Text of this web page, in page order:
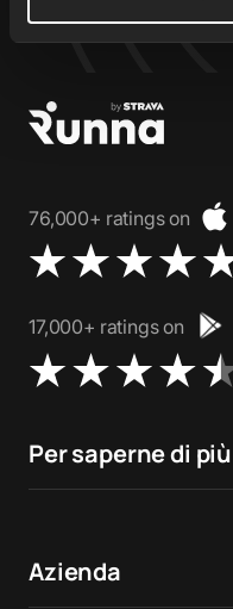
76,000+ ratings on
17,000+ ratings on
Per saperne di più
Azienda